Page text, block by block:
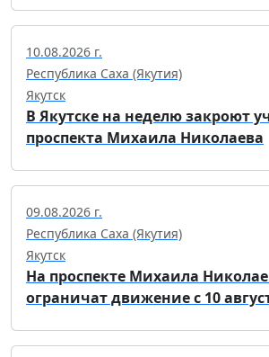
10.08.2026 г.
Республика Саха (Якутия)
Якутск
В Якутске на неделю закроют
проспекта Михаила Николаева
09.08.2026 г.
Республика Саха (Якутия)
Якутск
На проспекте Михаила
ограничат движение с 10